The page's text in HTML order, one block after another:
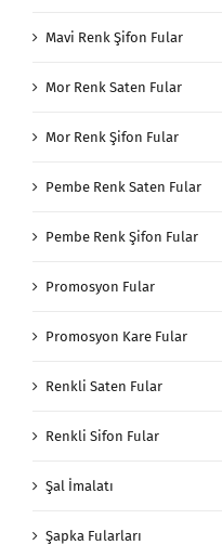
Mavi Renk Şifon Fular
Mor Renk Saten Fular
Mor Renk Şifon Fular
Pembe Renk Saten Fular
Pembe Renk Şifon Fular
Promosyon Fular
Promosyon Kare Fular
Renkli Saten Fular
Renkli Sifon Fular
Şal İmalatı
Şapka Fularları